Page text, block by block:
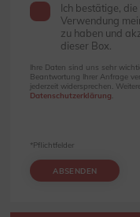
Ich bestätige,
Verwendung
zu haben und
dieser Box.
Ihre Daten sind uns sehr
Beantwortung Ihrer Anfrage
jederzeit widersprechen.
Datenschutzerklärung
ABSENDEN
*Pflichtfelder